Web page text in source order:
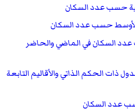
حسب عدد السكان
حسب عدد السكان
السكان في الماضي والحاضر
ذات الحكم الذاتي والأقاليم التابعة
عدد السكان